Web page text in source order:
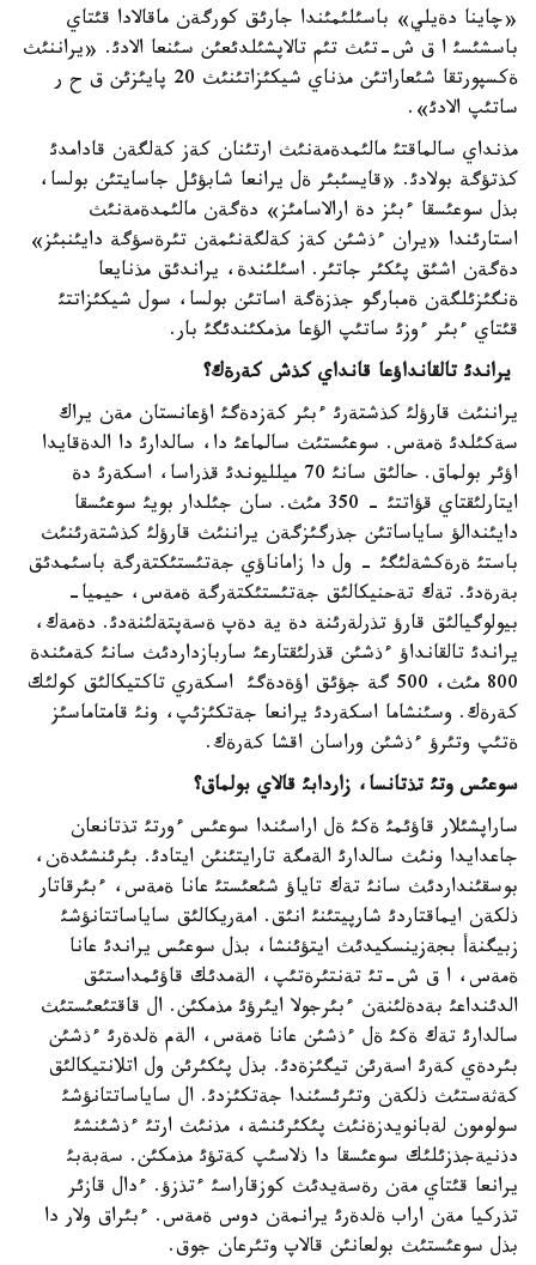
«چاينا دةيلي» باسئلئمئندا جارئق كورگةن ماقالادا قئتاي
باسشئسئ ا ق ش-تئث تئم تالاپشئلدئعئن سئنعا الادئ. «يراننئث
ةكسپورتقا شئعاراتئن مذناي شيكئزاتئنئث 20 پايئزئن ق ح ر
ساتئپ الادئ».
مذنداي سالماقتئ مالئمدةمةنئث ارتئنان كةز كةلگةن قادامدئ
كذتؤگة بولادئ. «قايسئبئر ةل يرانعا شابؤئل جاسايتئن بولسا،
بذل سوعئسقا ءبئز دة ارالاسامئز» دةگةن مالئمدةمةنئث
استارئندا «يران ءذشئن كةز كةلگةنئمةن تئرةسؤگة دايئنبئز»
دةگةن اشئق پئكئر جاتئر. اسئلئندة، يراندئق مذنايعا
ةنگئزئلگةن ةمبارگو جذزةگة اساتئن بولسا، سول شيكئزاتتئ
قئتاي ءبئر ءوزئ ساتئپ الؤعا مذمكئندئگئ بار.
يراندئ تالقانداؤعا قانداي كذش كةرةك؟
يراننئث قارؤلئ كذشتةرئ ءبئر كةزدةگئ اؤعانستان مةن يراك
سةكئلدئ ةمةس. سوعئستئث سالماعئ دا، سالدارئ دا الدةقايدا
اؤئر بولماق. حالئق سانئ 70 ميلليوندئ قذراسا، اسكةرئ دة
ايتارلئقتاي قؤاتتئ - 350 مئث. سان جئلدار بويئ سوعئسقا
دايئندالؤ ساياساتئن جذرگئزگةن يراننئث قارؤلئ كذشتةرئنئث
باستئ ةرةكشةلئگئ - ول دا زاماناؤي جةتئستئكتةرگة باسئمدئق
بةرةدئ. تةك تةحنيكالئق جةتئستئكتةرگة ةمةس، حيميا-
بيولوگيالئق قارؤ تذرلةرئنة دة ية دةپ ةسةپتةلئنةدئ. دةمةك،
يراندئ تالقانداؤ ءذشئن قذرلئقتارعئ ساربازداردئث سانئ كةمئندة
800 مئث، 500 گة جؤئق اؤةدةگئ اسكةري تاكتيكالئق كولئك
كةرةك. وسئنشاما اسكةردئ يرانعا جةتكئزئپ، ونئ قامتاماسئز
ةتئپ وتئرؤ ءذشئن وراسان اقشا كةرةك.
سوعئس وتئ تذتانسا، زاردابئ قالاي بولماق؟
ساراپشئلار قاؤئمئ ةكئ ةل اراسئندا سوعئس ءورتئ تذتانعان
جاعدايدا ونئث سالدارئ الةمگة تارايتئنئن ايتادئ. بئرئنشئدةن،
بوسقئنداردئث سانئ تةك تاياؤ شئعئستئ عانا ةمةس، ءبئرقاتار
ذلكةن ايماقتاردئ شارپيتئنئ انئق. امةريكالئق ساياساتتانؤشئ
زبيگنةأ بجةزينسكيدئث ايتؤئنشا، بذل سوعئس يراندئ عانا
ةمةس، ا ق ش-تئ تةنتئرةتئپ، الةمدئك قاؤئمداستئق
الدئنداعئ بةدةلئنةن ءبئرجولا ايئرؤئ مذمكئن. ال قاقتئعئستئث
سالدارئ تةك ةكئ ةل ءذشئن عانا ةمةس، الةم ةلدةرئ ءذشئن
بئردةي كةرئ اسةرئن تيگئزةدئ. بذل پئكئرئن ول اتلانتيكالئق
كةثةستئث ذلكةن وتئرئسئندا جةتكئزدئ. ال ساياساتتانؤشئ
سولومون لةبانويدزةنئث پئكئرئنشة، مذنئث ارتئ ءذشئنشئ
دذنيةجذزئلئك سوعئسقا دا ذلاسئپ كةتؤئ مذمكئن. سةبةبئ
يرانعا قئتاي مةن رةسةيدئث كوزقاراسئ ءتذزؤ. ءدال قازئر
تذركيا مةن اراب ةلدةرئ يرانمةن دوس ةمةس. ءبئراق ولار دا
بذل سوعئستئث بولعانئن قالاپ وتئرعان جوق.